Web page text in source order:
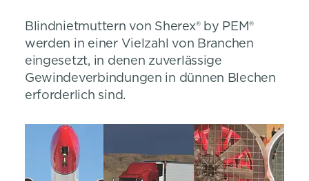
Blindnietmuttern von Sherex® by PEM®
werden in einer Vielzahl von Branchen
eingesetzt, in denen zuverlässige
Gewindeverbindungen in dünnen Blechen
erforderlich sind.